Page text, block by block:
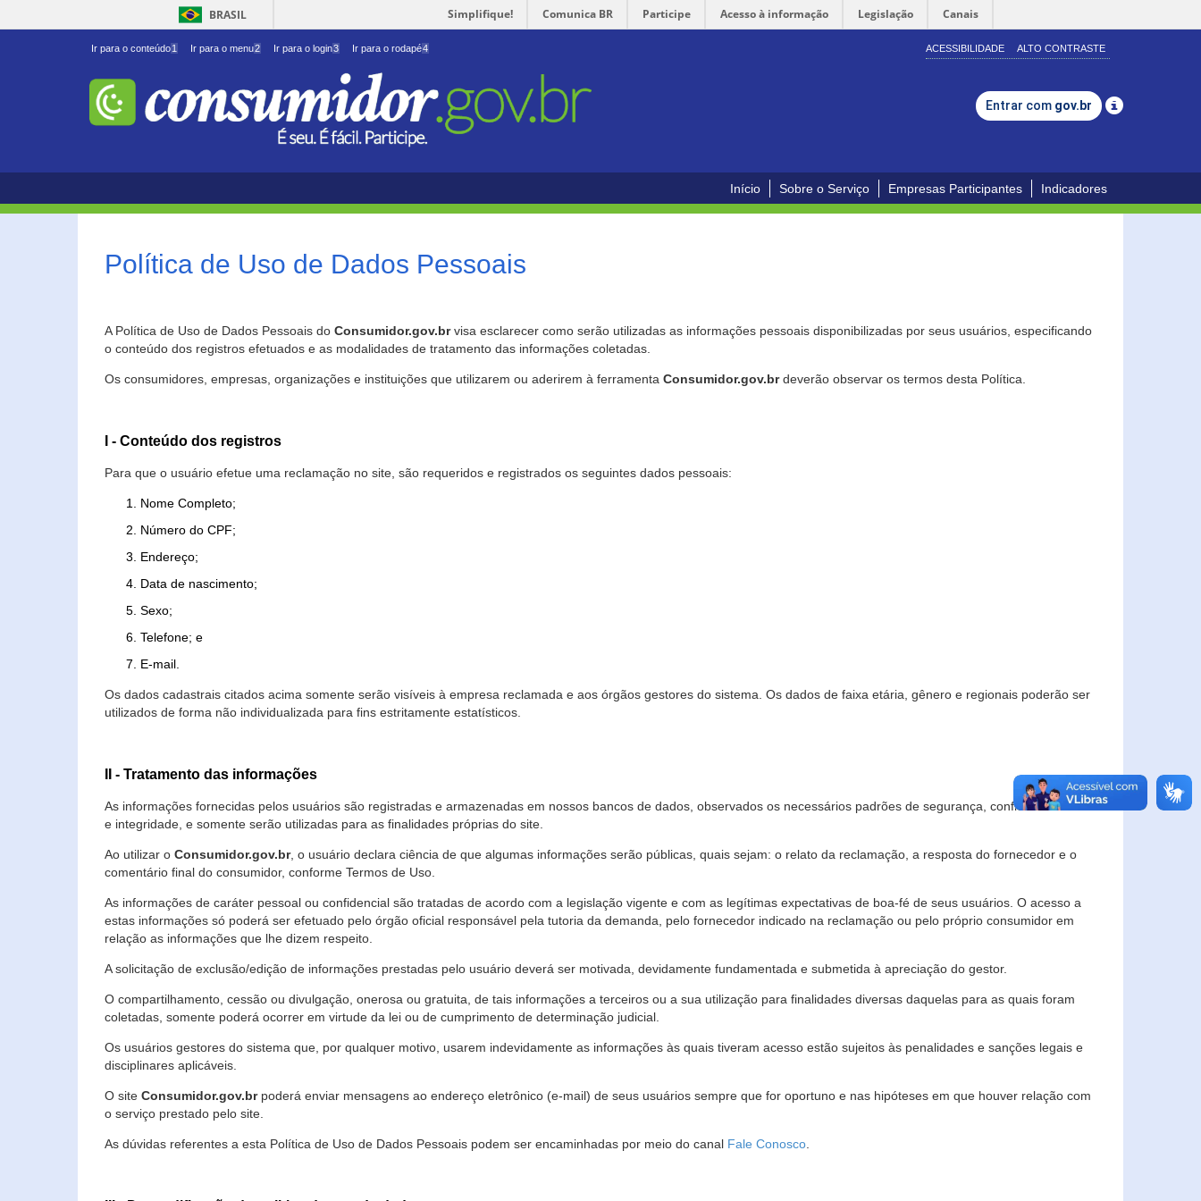
BRASIL Simplifique! Comunica BR Participe Acesso à informação Legislação Canais
Ir para o conteúdo1 Ir para o menu2 Ir para o login3 Ir para o rodapé4 ACESSIBILIDADE ALTO CONTRASTE
Entrar com gov.br
Início Sobre o Serviço Empresas Participantes Indicadores
Política de Uso de Dados Pessoais
A Política de Uso de Dados Pessoais do Consumidor.gov.brvisa esclarecer como serão utilizadas as informações pessoais disponibilizadas por seus usuários, especificando
o conteúdo dos registros efetuados e as modalidades de tratamento das informações coletadas.
Os consumidores, empresas, organizações e instituições que utilizarem ou aderirem à ferramenta Consumidor.gov.brdeverão observar os termos desta Política.
I - Conteúdo dos registros
Para que o usuário efetue uma reclamação no site, são requeridos e registrados os seguintes dados pessoais:
Nome Completo;
Número do CPF;
Endereço;
Data de nascimento;
Sexo;
Telefone; e
E-mail.
Os dados cadastrais citados acima somente serão visíveis à empresa reclamada e aos órgãos gestores do sistema. Os dados de faixa etária, gênero e regionais poderão ser
utilizados de forma não individualizada para fins estritamente estatísticos.
II - Tratamento das informações
As informações fornecidas pelos usuários são registradas e armazenadas em nossos bancos de dados, observados os necessários padrões de segurança, confidencialidade
e integridade, e somente serão utilizadas para as finalidades próprias do site.
Ao utilizar o Consumidor.gov.br, o usuário declara ciência de que algumas informações serão públicas, quais sejam: o relato da reclamação, a resposta do fornecedor e o
comentário final do consumidor, conforme Termos de Uso.
As informações de caráter pessoal ou confidencial são tratadas de acordo com a legislação vigente e com as legítimas expectativas de boa-fé de seus usuários. O acesso a
estas informações só poderá ser efetuado pelo órgão oficial responsável pela tutoria da demanda, pelo fornecedor indicado na reclamação ou pelo próprio consumidor em
relação as informações que lhe dizem respeito.
A solicitação de exclusão/edição de informações prestadas pelo usuário deverá ser motivada, devidamente fundamentada e submetida à apreciação do gestor.
O compartilhamento, cessão ou divulgação, onerosa ou gratuita, de tais informações a terceiros ou a sua utilização para finalidades diversas daquelas para as quais foram
coletadas, somente poderá ocorrer em virtude da lei ou de cumprimento de determinação judicial.
Os usuários gestores do sistema que, por qualquer motivo, usarem indevidamente as informações às quais tiveram acesso estão sujeitos às penalidades e sanções legais e
disciplinares aplicáveis.
O site Consumidor.gov.brpoderá enviar mensagens ao endereço eletrônico (e-mail) de seus usuários sempre que for oportuno e nas hipóteses em que houver relação com
o serviço prestado pelo site.
As dúvidas referentes a esta Política de Uso de Dados Pessoais podem ser encaminhadas por meio do canal Fale Conosco